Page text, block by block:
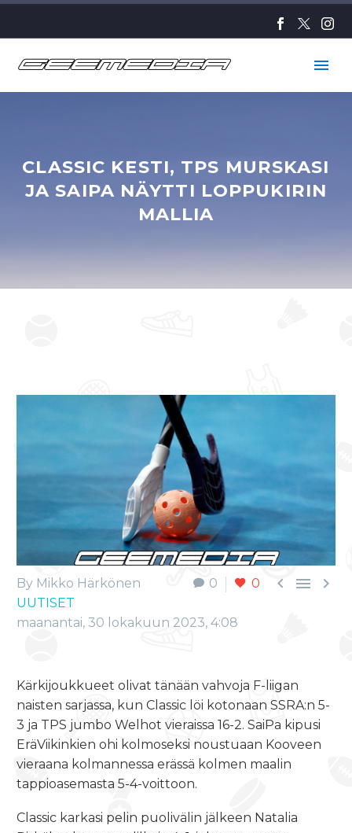
CLASSIC KESTI, TPS MURSKASI
JA SAIPA NÄYTTI LOPPUKIRIN
MALLIA
0 0   
By Mikko Härkönen
UUTISET
maanantai, 30 lokakuun 2023, 4:08
Kärkijoukkueet olivat tänään vahvoja F-liigan
naisten sarjassa, kun Classic löi kotonaan SSRA:n 5-
3 ja TPS jumbo Welhot vieraissa 16-2. SaiPa kipusi
EräViikinkien ohi kolmoseksi noustuaan Kooveen
vieraana kolmannessa erässä kolmen maalin
tappioasemasta 5-4-voittoon.
Classic karkasi pelin puolivälin jälkeen Natalia